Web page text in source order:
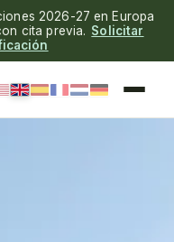
2026-27 en Europa
cita previa. Solicitar